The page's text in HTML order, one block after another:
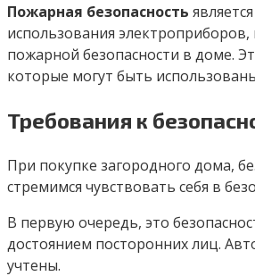
Пожарная безопасность
использования
пожарной безопасности в доме.
которые могут быть
Требования к
При покупке загородного дома,
стремимся чувствовать себя в
В первую очередь, это
достоянием посторонних лиц.
учтены.